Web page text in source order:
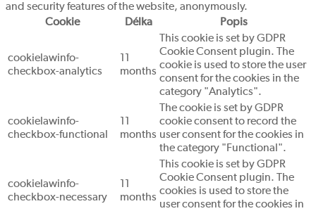
and security features of the website, anonymously.
Cookie
Délka Popis
cookielawinfo-
checkbox-analytics
months
This cookie is set by GDPR
Cookie Consent plugin. The
cookie is used to store the user
consent for the cookies in the
category "Analytics".
cookielawinfo-
checkbox-functional
months
The cookie is set by GDPR
cookie consent to record the
user consent for the cookies in
the category "Functional".
cookielawinfo-
checkbox-necessary
months
This cookie is set by GDPR
Cookie Consent plugin. The
cookies is used to store the
user consent for the cookies in